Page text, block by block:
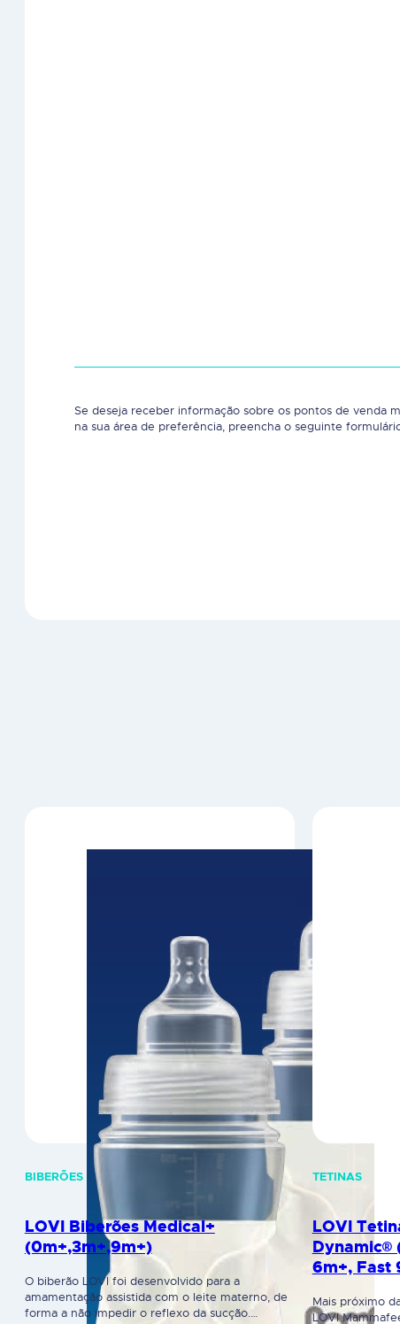
Se deseja receber informação sobre os pontos de venda
na sua área de preferência, preencha o seguinte
BIBERÕES
LOVI Biberões Medical+
(0m+,3m+,9m+)
O biberão LOVI foi desenvolvido para a
amamentação assistida com o leite materno, de
forma a não impedir o reflexo da sucção.
TETINAS
LOVI
Dynamic®
6m+, Fast
Mais próximo
LOVI